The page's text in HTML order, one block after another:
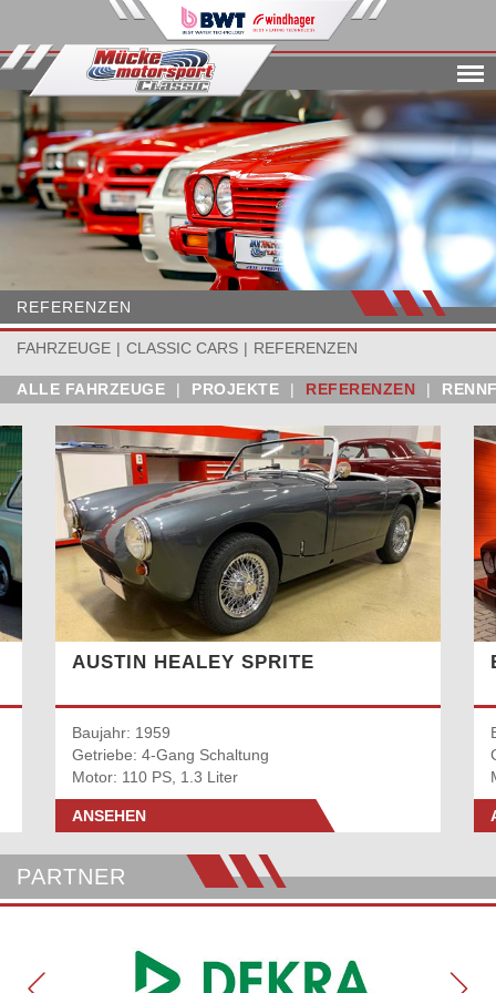
REFERENZEN
FAHRZEUGE CLASSIC CARS REFERENZEN
ALLE FAHRZEUGE | PROJEKTE | REFERENZEN |
AUSTIN HEALEY SPRITE
Baujahr: 1959
Getriebe: 4-Gang Schaltung
Motor: 110 PS, 1.3 Liter
ANSEHEN
PARTNER